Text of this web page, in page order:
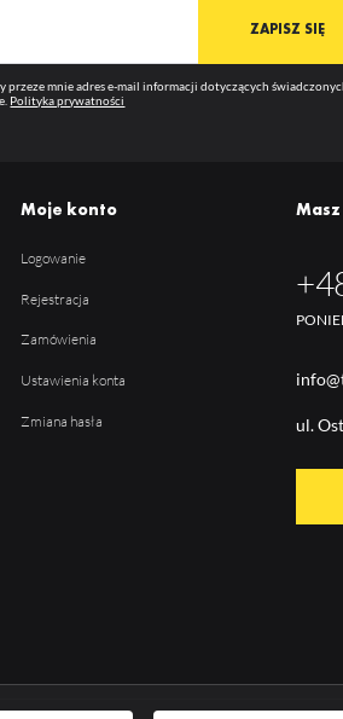
mnie adres e-mail informacji dotyczących
Polityka prywatności
Moje konto
Logowanie
Rejestracja
Zamówienia
Ustawienia konta
Zmiana hasła ul.